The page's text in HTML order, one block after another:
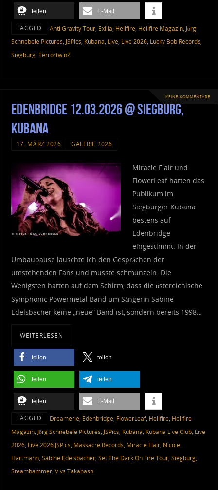
teilen E-Mail
TAGGED Anti Gravity Tour, Exilia, Hellfire, Hellfire Magazin, Jörg
Schnebele Pictures, JSPics, Kubana, Live, Live 2026, Lucky Bob Records,
Siegburg, TerrortwinZ
KEINE KOMMENTARE
Edenbridge 12.03.2026 @ Siegburg,
Kubana
17. MÄRZ 2026 GALERIE 2026
Miracle Flair und
FlowerLeaf hatten das
Publikum im
Siegburger Kubana
bestens auf
Edenbridge
eingestimmt. In der
Umbaupause lauschte ich den Gesprächen der
umstehenden Fans und musste schmunzeln. Die
Wenigsten hatten auf dem Schirm, dass die östereichische
Symphonic Powermetal Band um Sängerin Sabine
Edelsbacher keine „neue“ Band ist, sondern bereits 1998…
WEITERLESEN
teilen teilen
teilen teilen
teilen E-Mail
TAGGED Dreamerie, Edenbridge, FlowerLeaf, Hellfire, Hellfire
Magazin, Jörg Schnebele Pictures, JSPics, Kubana, Kubana Live Club, Live
2026, Live 2026 JSPics, Massacre Records, Miracle Flair, Nicole
Hartmann, Sabine Edelsbacher, Set The Dark On Fire Tour, Siegburg,
Steamhammer, Vivs Takahashi